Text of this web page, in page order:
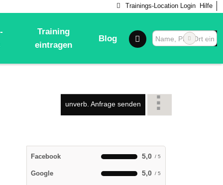
Trainings-Location Login Hilfe
Training
eintragen
Blog
unverb. Anfrage senden
Facebook 5,0
Google 5,0